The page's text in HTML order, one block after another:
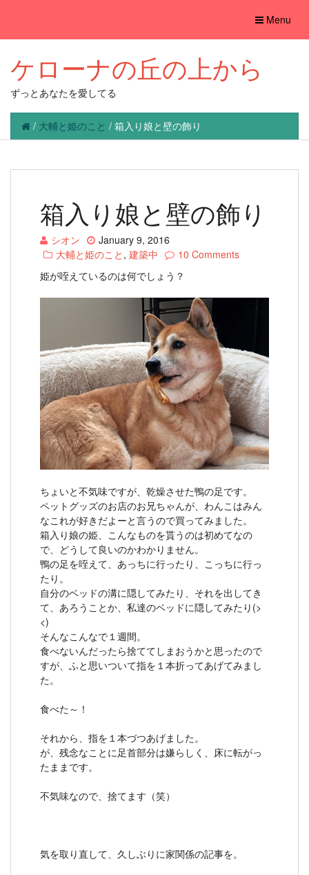
Toggle
Menu
ケローナの丘の上から
ずっとあなたを愛してる
/ 大輔と姫のこと / 箱入り娘と壁の飾り
箱入り娘と壁の飾り
シオン
January 9, 2016
大輔と姫のこと , 建築中
10 Comments
姫が咥えているのは何でしょう？
ちょいと不気味ですが、乾燥させた鴨の足です。
ペットグッズのお店のお兄ちゃんが、わんこはみん
なこれが好きだよーと言うので買ってみました。
箱入り娘の姫、こんなものを貰うのは初めてなの
で、どうして良いのかわかりません。
鴨の足を咥えて、あっちに行ったり、こっちに行っ
たり。
自分のベッドの溝に隠してみたり、それを出してき
て、あろうことか、私達のベッドに隠してみたり(>
<)
そんなこんなで１週間。
食べないんだったら捨ててしまおうかと思ったので
すが、ふと思いついて指を１本折ってあげてみまし
た。
食べた～！
それから、指を１本づつあげました。
が、残念なことに足首部分は嫌らしく、床に転がっ
たままです。
不気味なので、捨てます（笑）
気を取り直して、久しぶりに家関係の記事を。